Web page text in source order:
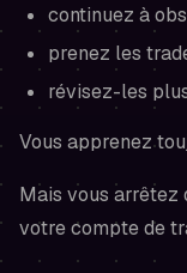
continuez à
prenez les
révisez-les
Vous apprenez
Mais vous arrêtez
votre compte de